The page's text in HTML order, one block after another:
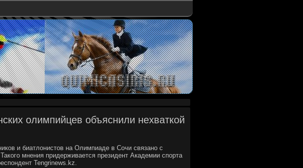
олимпийцев объяснили нехваткой
и биатлонистов на Олимпиаде в Сочи связано с
мнения придерживается президент Академии спорта
Tengrinews.kz.